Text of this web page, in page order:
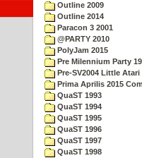
Outline 2009
Outline 2014
Paracon 3 2001
@PARTY 2010
PolyJam 2015
Pre Milennium Party
Pre-SV2004 Little
Prima Aprilis 2015
QuaST 1993
QuaST 1994
QuaST 1995
QuaST 1996
QuaST 1997
QuaST 1998